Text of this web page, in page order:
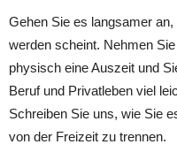
Gehen Sie es langsamer
werden scheint. Nehmen
physisch eine Auszeit und
Beruf und Privatleben viel
Schreiben Sie uns, wie Sie
von der Freizeit zu trennen.